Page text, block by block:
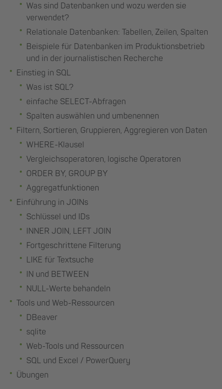
Was sind Datenbanken und wozu werden sie
verwendet?
Relationale Datenbanken: Tabellen, Zeilen, Spalten
Beispiele für Datenbanken im Produktionsbetrieb
und in der journalistischen Recherche
Einstieg in SQL
Was ist SQL?
einfache SELECT-Abfragen
Spalten auswählen und umbenennen
Filtern, Sortieren, Gruppieren, Aggregieren von Daten
WHERE-Klausel
Vergleichsoperatoren, logische Operatoren
ORDER BY, GROUP BY
Aggregatfunktionen
Einführung in JOINs
Schlüssel und IDs
INNER JOIN, LEFT JOIN
Fortgeschrittene Filterung
LIKE für Textsuche
IN und BETWEEN
NULL-Werte behandeln
Tools und Web-Ressourcen
DBeaver
sqlite
Web-Tools und Ressourcen
SQL und Excel / PowerQuery
Übungen